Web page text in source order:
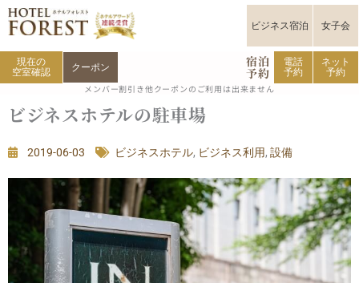
内
容
ビジネス宿泊 女子会
現在の
空室確認
クーポン 宿泊
予約
電話
予約
ネット
予約
メンバー割引き他クーポンのご利用は出来ません
ビジネスホテルの駐車場
2019-06-03 ビジネスホテル, ビジネス利用, 設備